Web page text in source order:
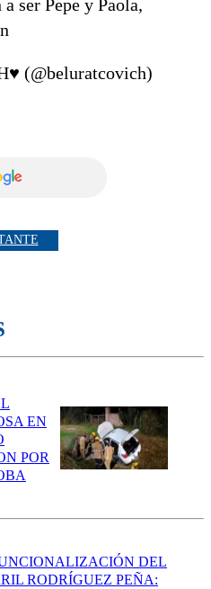
ser Pepe y Paola,
(@beluratcovich)
EN
POR
DEL
RODRÍGUEZ PEÑA: